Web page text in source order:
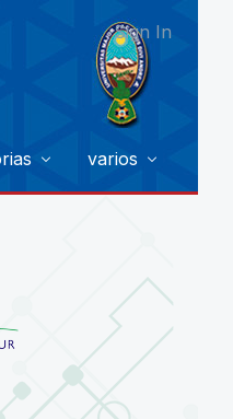
Sign In
varios